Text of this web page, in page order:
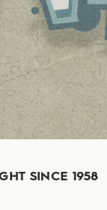
SINCE 1958